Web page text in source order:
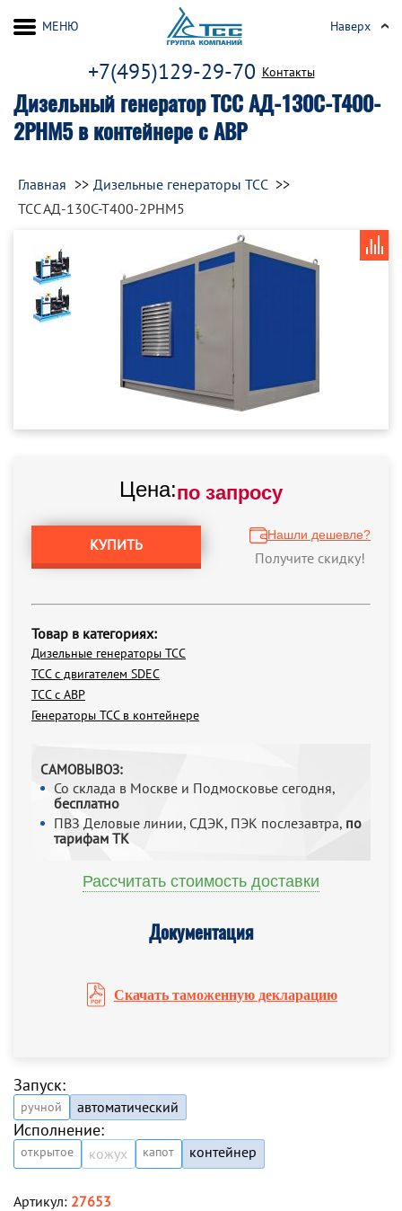
Дизельный генератор ТСС АД-130С-Т400-
2РНМ5 в контейнере с АВР
+7(495)129-29-70 Контакты
МЕНЮ Наверх
Главная
Дизельные генераторы ТСС
ТСС АД-130С-Т400-2РНМ5
Цена:по запросу
КУПИТЬ
Нашли дешевле?
Получите скидку!
Товар в категориях:
Дизельные генераторы ТСС
ТСС с двигателем SDEC
ТСС с АВР
Генераторы ТСС в контейнере
САМОВЫВОЗ:
Со склада в Москве и Подмосковье сегодня,
бесплатно
ПВЗ Деловые линии, СДЭК, ПЭК послезавтра, по
тарифам ТК
Рассчитать стоимость доставки
Документация
Скачать таможенную декларацию
Запуск:
ручной автоматический
Исполнение:
открытое кожух капот контейнер
Артикул: 27653